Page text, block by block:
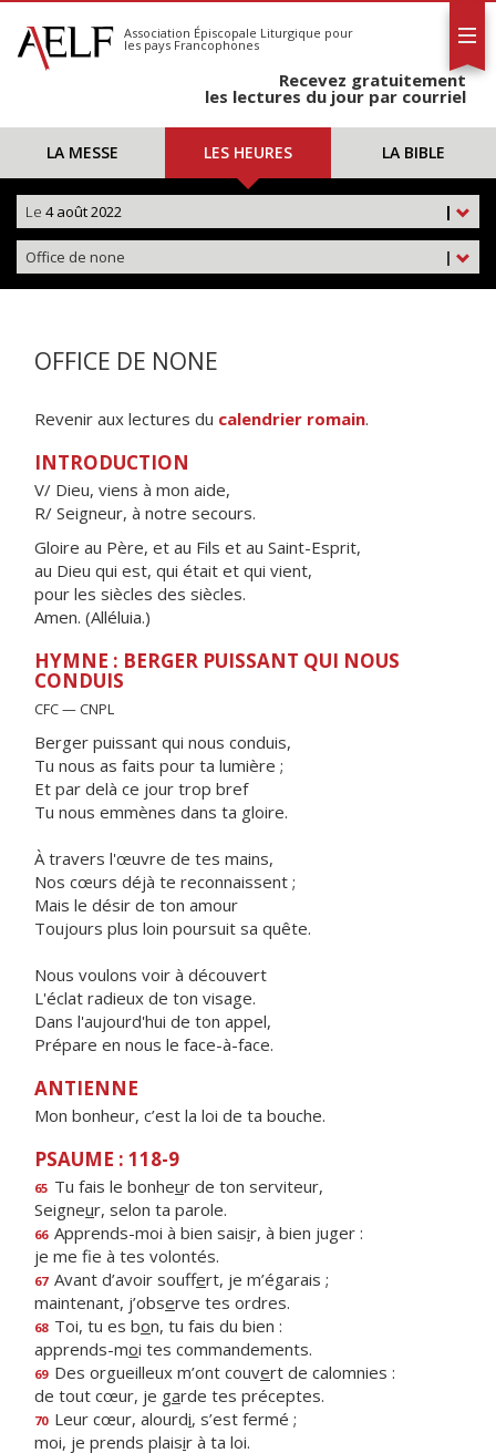
S'abonner
Calendrier
Association Épiscopale Liturgique pour
les pays Francophones
Recevez gratuitement
les lectures du jour par courriel
LA MESSE LES HEURES LA BIBLE
|
Le 4 août 2022
|
Office de none
OFFICE DE NONE
Revenir aux lectures du calendrier romain.
INTRODUCTION
V/ Dieu, viens à mon aide,
R/ Seigneur, à notre secours.
Gloire au Père, et au Fils et au Saint-Esprit,
au Dieu qui est, qui était et qui vient,
pour les siècles des siècles.
Amen. (Alléluia.)
HYMNE : BERGER PUISSANT QUI NOUS
CONDUIS
CFC — CNPL
Berger puissant qui nous conduis,
Tu nous as faits pour ta lumière ;
Et par delà ce jour trop bref
Tu nous emmènes dans ta gloire.
À travers l'œuvre de tes mains,
Nos cœurs déjà te reconnaissent ;
Mais le désir de ton amour
Toujours plus loin poursuit sa quête.
Nous voulons voir à découvert
L'éclat radieux de ton visage.
Dans l'aujourd'hui de ton appel,
Prépare en nous le face-à-face.
ANTIENNE
Mon bonheur, c’est la loi de ta bouche.
PSAUME : 118-9
65 Tu fais le bonheur de ton serviteur,
Seigneur, selon ta parole.
66 Apprends-moi à bien saisir, à bien juger :
je me fe à tes volontés.
67 Avant d’avoir souffert, je m’égarais ;
maintenant, j’observe tes ordres.
68 Toi, tu es bon, tu fais du bien :
apprends-moi tes commandements.
69 Des orgueilleux m’ont couvert de calomnies :
de tout cœur, je garde tes préceptes.
70 Leur cœur, alourdi, s’est fermé ;
moi, je prends plaisir à ta loi.